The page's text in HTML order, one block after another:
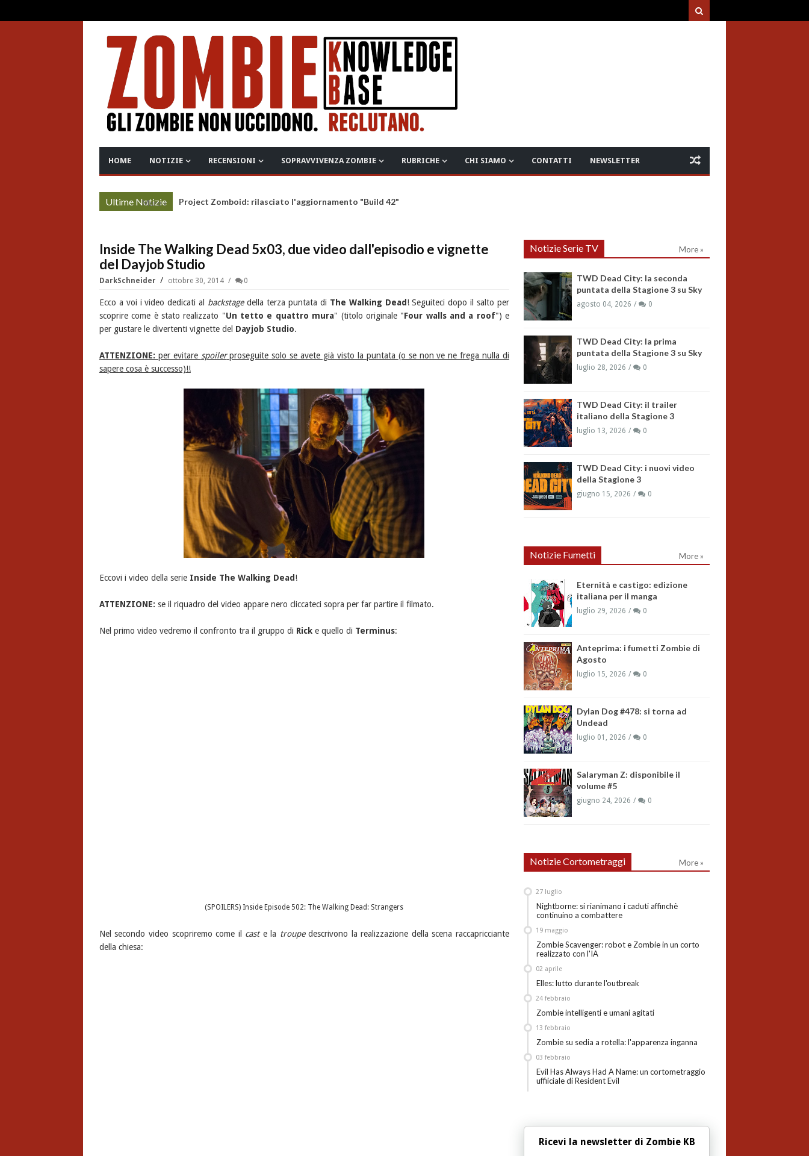
HOME NOTIZIE RECENSIONI SOPRAVVIVENZA ZOMBIE RUBRICHE CHI SIAMO CONTATTI NEWSLETTER
Ultime Notizie
More » Project Zomboid: rilasciato l'aggiornamento "Build 42"
Inside The Walking Dead 5x03, due video dall'episodio e vignette
del Dayjob Studio
DarkSchneider ottobre 30, 2014 0
Ecco a voi i video dedicati al backstagedella terza puntata di The Walking Dead ! Seguiteci dopo il salto per
scoprire come è stato realizzato "Un tetto e quattro mura" (titolo originale "Four walls and a roof") e
per gustare le divertenti vignette del Dayjob Studio.
ATTENZIONE: per evitare spoilerproseguite solo se avete già visto la puntata (o se non ve ne frega nulla di
sapere cosa è successo)!!
Eccovi i video della serie Inside The Walking Dead!
ATTENZIONE: se il riquadro del video appare nero cliccateci sopra per far partire il filmato.
Nel primo video vedremo il confronto tra il gruppo di Ricke quello di Terminus:
(SPOILERS) Inside Episode 502: The Walking Dead: Strangers
Nel secondo video scopriremo come il caste la troupedescrivono la realizzazione della scena raccapricciante
della chiesa:
Notizie Serie TV More »
TWD Dead City: la seconda
puntata della Stagione 3 su Sky
agosto 04, 2026 0
TWD Dead City: la prima
puntata della Stagione 3 su Sky
luglio 28, 2026 0
TWD Dead City: il trailer
italiano della Stagione 3
luglio 13, 2026 0
TWD Dead City: i nuovi video
della Stagione 3
giugno 15, 2026 0
Notizie Fumetti More »
Eternità e castigo: edizione
italiana per il manga
luglio 29, 2026 0
Anteprima: i fumetti Zombie di
Agosto
luglio 15, 2026 0
Dylan Dog #478: si torna ad
Undead
luglio 01, 2026 0
Salaryman Z: disponibile il
volume #5
giugno 24, 2026 0
Notizie Cortometraggi More »
Nightborne: si rianimano i caduti affinchè
continuino a combattere
27 luglio
Zombie Scavenger: robot e Zombie in un corto
realizzato con l'IA
19 maggio
Elles: lutto durante l'outbreak
02 aprile
Zombie intelligenti e umani agitati
24 febbraio
Zombie su sedia a rotella: l'apparenza inganna
13 febbraio
Evil Has Always Had A Name: un cortometraggio
uffiiciale di Resident Evil
03 febbraio
Ricevi la newsletter di Zombie KB